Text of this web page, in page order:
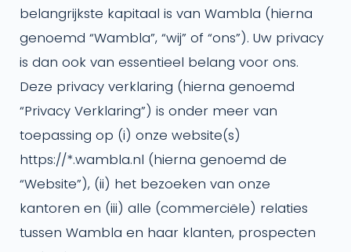
belangrijkste kapitaal is van Wambla (hierna
genoemd “Wambla”, “wij” of “ons”). Uw privacy
is dan ook van essentieel belang voor ons.
Deze privacy verklaring (hierna genoemd
“Privacy Verklaring”) is onder meer van
toepassing op (i) onze website(s)
https://*.wambla.nl (hierna genoemd de
“Website”), (ii) het bezoeken van onze
kantoren en (iii) alle (commerciële) relaties
tussen Wambla en haar klanten, prospecten